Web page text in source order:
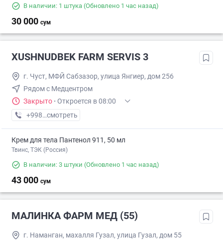
В наличии: 1 штука (Обновлено 1 час назад)
30 000 сум
XUSHNUDBEK FARM SERVIS 3
г. Чуст, МФЙ Сабзазор, улица Янгиер, дом 256
Рядом с Медцентром
Закрыто · Откроется в 08:00
+998 (94) XXX-XX-XX
смотреть
Крем для тела Пантенол 911, 50 мл
Твинс, ТЭК (Россия)
В наличии: 3 штуки (Обновлено 1 час назад)
43 000 сум
МАЛИНКА ФАРМ МЕД (55)
г. Наманган, махалля Гузал, улица Гузал, дом 55